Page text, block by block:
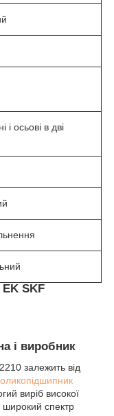
і осьові в дві
SKF
і виробник
залежить від
виріб високої
широкий спектр